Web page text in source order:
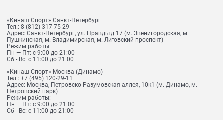
«Кинаш Спорт» Санкт-Петербург
Тел.: 8 (812) 317-75-29
Адрес: Санкт-Петербург, ул. Правды д.17 (м. Звенигородская, м.
Пушкинская, м. Владимирская, м. Лиговский проспект)
Режим работы:
Пн — Пт: с 9:00 до 21:00
Сб - Вс: с 11:00 до 21:00
«Кинаш Спорт» Москва (Динамо)
Тел.: +7 (495) 120-29-11
Адрес: Москва, Петровско-Разумовская аллея, 10к1 (м. Динамо, м.
Петровский парк)
Режим работы:
Пн — Пт: с 9:00 до 21:00
Сб - Вс: с 11:00 до 21:00